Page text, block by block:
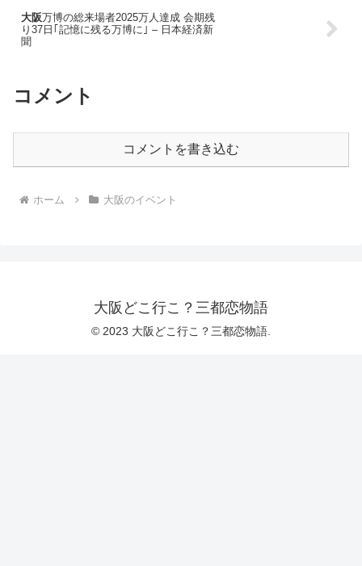
大阪万博の総来場者2025万人達成 会期残
り37日｢記憶に残る万博に｣ – 日本経済新
聞
コメント
コメントを書き込む
ホーム 大阪のイベント
大阪どこ行こ？三都恋物語
© 2023 大阪どこ行こ？三都恋物語.